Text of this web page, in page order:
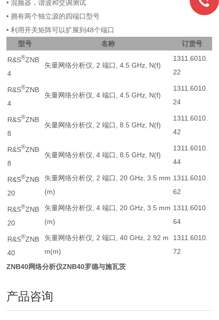
• 混频器，谐波和交调测试
• 拥有两个独立源的四端口型号
• 利用开关矩阵可以扩展到48个端口
型号
名称 订货号
R&S®ZNB
4
矢量网络分析仪, 2 端口, 4.5 GHz, N(f)
1311.6010.
22
R&S®ZNB
4
矢量网络分析仪, 4 端口, 4.5 GHz, N(f)
1311.6010.
24
R&S®ZNB
8
矢量网络分析仪, 2 端口, 8.5 GHz, N(f)
1311.6010.
42
R&S®ZNB
8
矢量网络分析仪, 4 端口, 8.5 GHz, N(f)
1311.6010.
44
R&S®ZNB
20
矢量网络分析仪, 2 端口, 20 GHz, 3.5 mm
(m)
1311.6010.
62
R&S®ZNB
20
矢量网络分析仪, 4 端口, 20 GHz, 3.5 mm
(m)
1311.6010.
64
R&S®ZNB
40
矢量网络分析仪, 2 端口, 40 GHz, 2.92 m
m(m)
1311.6010.
72
ZNB40网络分析仪ZNB40罗德与施瓦茨
产品咨询